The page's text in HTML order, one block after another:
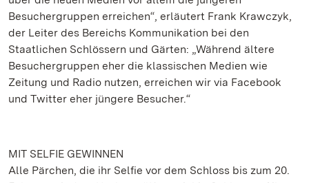
Besuchergruppen erreichen“, erläutert Frank Krawczyk,
der Leiter des Bereichs Kommunikation bei den
Staatlichen Schlössern und Gärten: „Während ältere
Besuchergruppen eher die klassischen Medien wie
Zeitung und Radio nutzen, erreichen wir via Facebook
und Twitter eher jüngere Besucher.“
MIT SELFIE GEWINNEN
Alle Pärchen, die ihr Selfie vor dem Schloss bis zum 20.